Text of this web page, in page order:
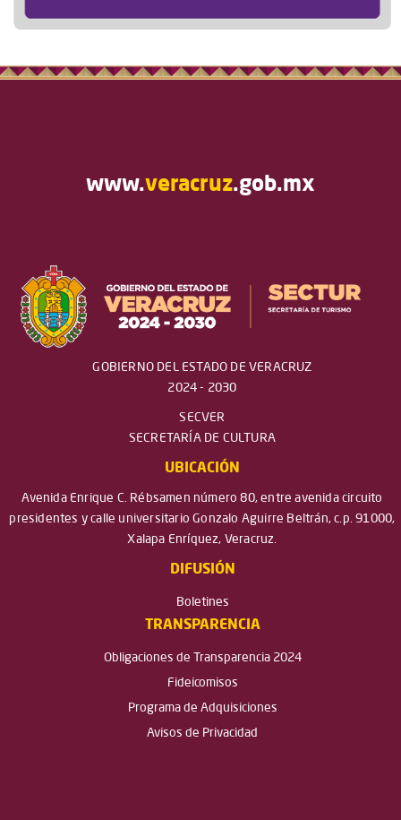
www.veracruz.gob.mx
GOBIERNO DEL ESTADO DE VERACRUZ
2024 - 2030
SECVER
SECRETARÍA DE CULTURA
UBICACIÓN
Avenida Enrique C. Rébsamen número 80, entre avenida circuito
presidentes y calle universitario Gonzalo Aguirre Beltrán, c.p. 91000,
Xalapa Enríquez, Veracruz.
DIFUSIÓN
Boletines
TRANSPARENCIA
Obligaciones de Transparencia 2024
Fideicomisos
Programa de Adquisiciones
Avisos de Privacidad